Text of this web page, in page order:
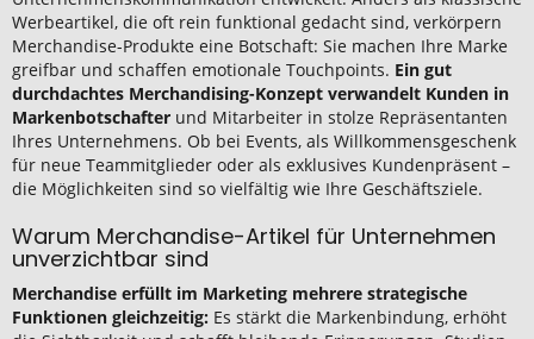
Werbeartikel, die oft rein funktional gedacht sind, verkörpern
Merchandise-Produkte eine Botschaft: Sie machen Ihre Marke
greifbar und schaffen emotionale Touchpoints. Ein gut
durchdachtes Merchandising-Konzept verwandelt Kunden in
Markenbotschafter und Mitarbeiter in stolze Repräsentanten
Ihres Unternehmens. Ob bei Events, als Willkommensgeschenk
für neue Teammitglieder oder als exklusives Kundenpräsent –
die Möglichkeiten sind so vielfältig wie Ihre Geschäftsziele.
Warum Merchandise-Artikel für Unternehmen
unverzichtbar sind
Merchandise erfüllt im Marketing mehrere strategische
Funktionen gleichzeitig: Es stärkt die Markenbindung, erhöht